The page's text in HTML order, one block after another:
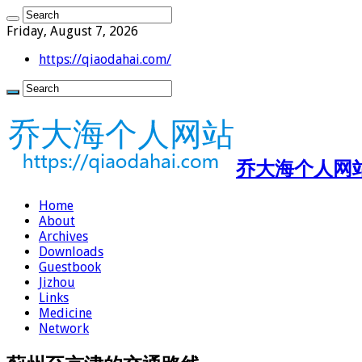
Friday, August 7, 2026
https://qiaodahai.com/
乔大海个人
Home
About
Archives
Downloads
Guestbook
Jizhou
Links
Medicine
Network